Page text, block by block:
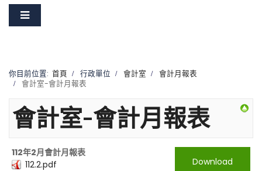
你目前位置: 首頁 行政單位 會計室
會計月報表
會計室-會計月報表
會計室-會計月報表
112年2月會計月報表
112.2.pdf
Download